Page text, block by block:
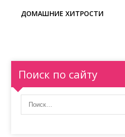
ДОМАШНИЕ ХИТРОСТИ
Поиск по сайту